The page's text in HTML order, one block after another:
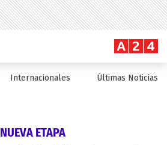
Internacionales Últimas Noticias
NUEVA ETAPA